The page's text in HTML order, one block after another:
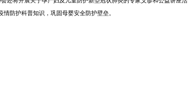
防护科普知识，巩固母婴安全防护壁垒。